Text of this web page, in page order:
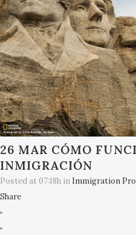
26 MAR CÓMO
INMIGRACIÓN
Posted at 07:18h in Immigration
Share